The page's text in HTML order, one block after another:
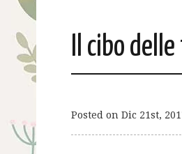
Il cibo
Posted on Dic 21st,